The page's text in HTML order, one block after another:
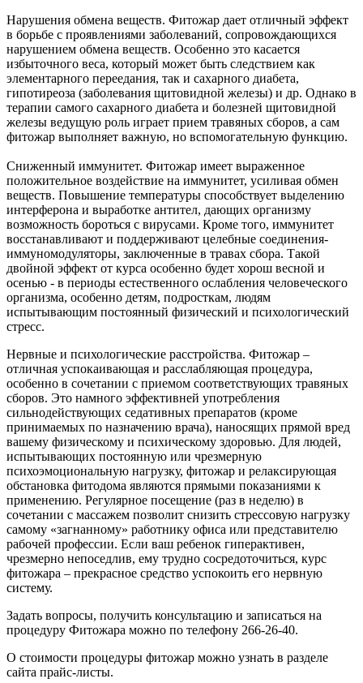
Нарушения обмена веществ. Фитожар дает отличный эффект
в борьбе с проявлениями заболеваний, сопровождающихся
нарушением обмена веществ. Особенно это касается
избыточного веса, который может быть следствием как
элементарного переедания, так и сахарного диабета,
гипотиреоза (заболевания щитовидной железы) и др. Однако в
терапии самого сахарного диабета и болезней щитовидной
железы ведущую роль играет прием травяных сборов, а сам
фитожар выполняет важную, но вспомогательную функцию.
Сниженный иммунитет. Фитожар имеет выраженное
положительное воздействие на иммунитет, усиливая обмен
веществ. Повышение температуры способствует выделению
интерферона и выработке антител, дающих организму
возможность бороться с вирусами. Кроме того, иммунитет
восстанавливают и поддерживают целебные соединения-
иммуномодуляторы, заключенные в травах сбора. Такой
двойной эффект от курса особенно будет хорош весной и
осенью - в периоды естественного ослабления человеческого
организма, особенно детям, подросткам, людям
испытывающим постоянный физический и психологический
стресс.
Нервные и психологические расстройства. Фитожар –
отличная успокаивающая и расслабляющая процедура,
особенно в сочетании с приемом соответствующих травяных
сборов. Это намного эффективней употребления
сильнодействующих седативных препаратов (кроме
принимаемых по назначению врача), наносящих прямой вред
вашему физическому и психическому здоровью. Для людей,
испытывающих постоянную или чрезмерную
психоэмоциональную нагрузку, фитожар и релаксирующая
обстановка фитодома являются прямыми показаниями к
применению. Регулярное посещение (раз в неделю) в
сочетании с массажем позволит снизить стрессовую нагрузку
самому «загнанному» работнику офиса или представителю
рабочей профессии. Если ваш ребенок гиперактивен,
чрезмерно непоседлив, ему трудно сосредоточиться, курс
фитожара – прекрасное средство успокоить его нервную
систему.
Задать вопросы, получить консультацию и записаться на
процедуру Фитожара можно по телефону 266-26-40.
О стоимости процедуры фитожар можно узнать в разделе
сайта прайс-листы.